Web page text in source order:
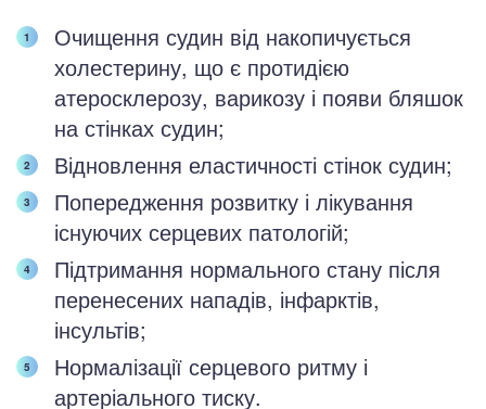
Очищення судин від накопичується
холестерину, що є протидією
атеросклерозу, варикозу і появи бляшок
на стінках судин;
Відновлення еластичності стінок судин;
Попередження розвитку і лікування
існуючих серцевих патологій;
Підтримання нормального стану після
перенесених нападів, інфарктів,
інсультів;
Нормалізації серцевого ритму і
артеріального тиску.